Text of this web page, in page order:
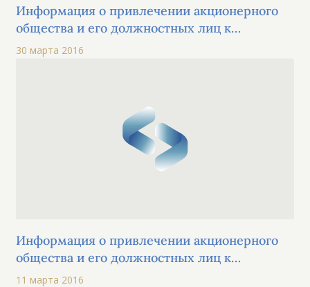
Информация о привлечении акционерного
общества и его должностных лиц к
административной ответственности
30 марта 2016
Информация о привлечении акционерного
общества и его должностных лиц к
административной ответственности
11 марта 2016